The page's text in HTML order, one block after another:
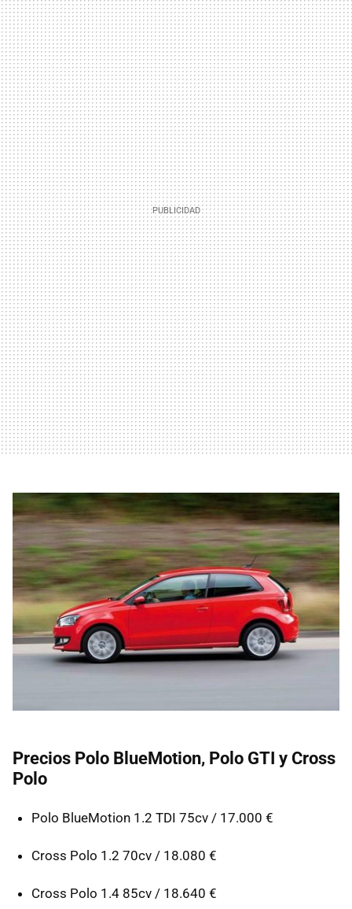
Precios Polo BlueMotion, Polo GTI y Cross
Polo
Polo BlueMotion 1.2 TDI 75cv / 17.000 €
Cross Polo 1.2 70cv / 18.080 €
Cross Polo 1.4 85cv / 18.640 €